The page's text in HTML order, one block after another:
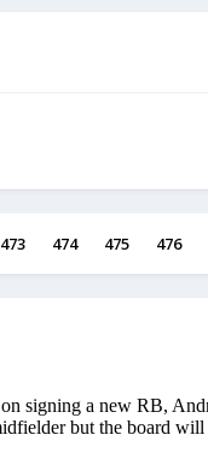
473 474 475 476